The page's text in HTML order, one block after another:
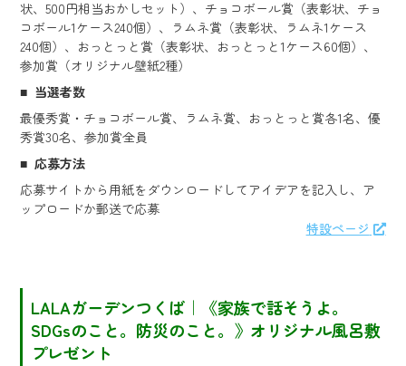
状、500円相当おかしセット）、チョコボール賞（表彰状、チョ
コボール1ケース240個）、ラムネ賞（表彰状、ラムネ1ケース
240個）、おっとっと賞（表彰状、おっとっと1ケース60個）、
参加賞（オリジナル壁紙2種）
当選者数
最優秀賞・チョコボール賞、ラムネ賞、おっとっと賞各1名、優
秀賞30名、参加賞全員
応募方法
応募サイトから用紙をダウンロードしてアイデアを記入し、ア
ップロードか郵送で応募
特設ページ
LALAガーデンつくば｜《家族で話そうよ。
SDGsのこと。防災のこと。》オリジナル風呂敷
プレゼント